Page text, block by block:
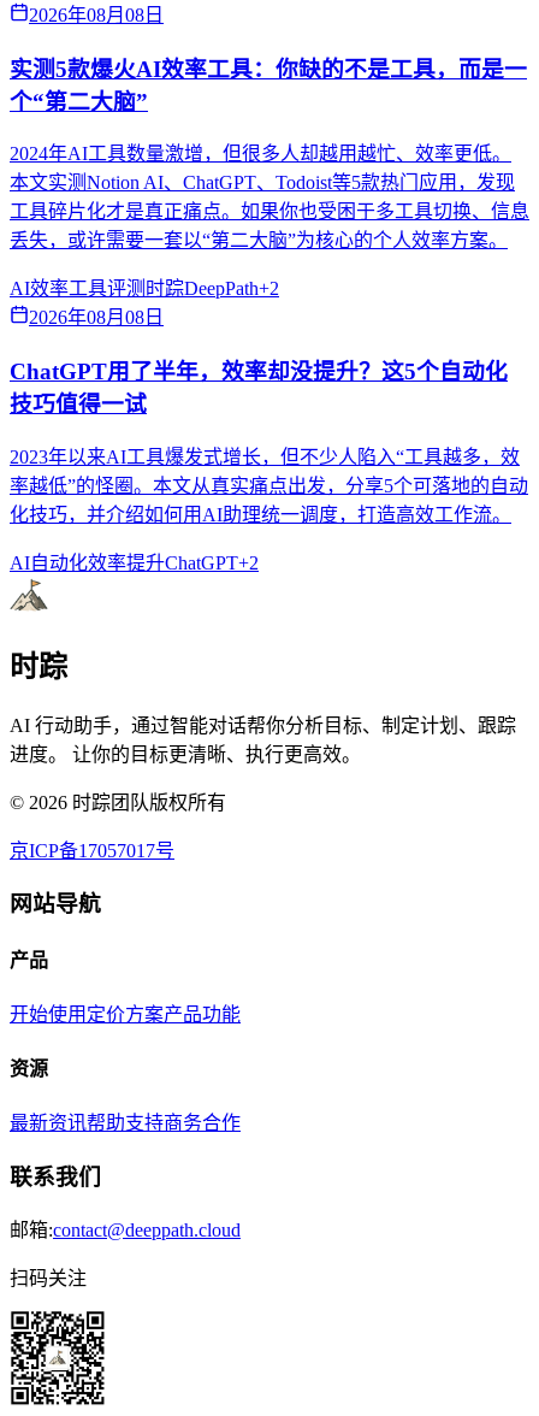
2026年08月08日
实测5款爆火AI效率工具：你缺的不是工具，而是一
个“第二大脑”
2024年AI工具数量激增，但很多人却越用越忙、效率更低。
本文实测Notion AI、ChatGPT、Todoist等5款热门应用，发现
工具碎片化才是真正痛点。如果你也受困于多工具切换、信息
丢失，或许需要一套以“第二大脑”为核心的个人效率方案。
AI效率工具评测 时踪DeepPath+2
2026年08月08日
ChatGPT用了半年，效率却没提升？这5个自动化
技巧值得一试
2023年以来AI工具爆发式增长，但不少人陷入“工具越多，效
率越低”的怪圈。本文从真实痛点出发，分享5个可落地的自动
化技巧，并介绍如何用AI助理统一调度，打造高效工作流。
AI自动化效率提升ChatGPT+2
时踪
AI 行动助手，通过智能对话帮你分析目标、制定计划、跟踪
进度。 让你的目标更清晰、执行更高效。
© 2026 时踪团队版权所有
京ICP备17057017号
网站导航
产品
开始使用 定价方案产品功能
资源
最新资讯帮助支持商务合作
联系我们
邮箱:contact@deeppath.cloud
扫码关注